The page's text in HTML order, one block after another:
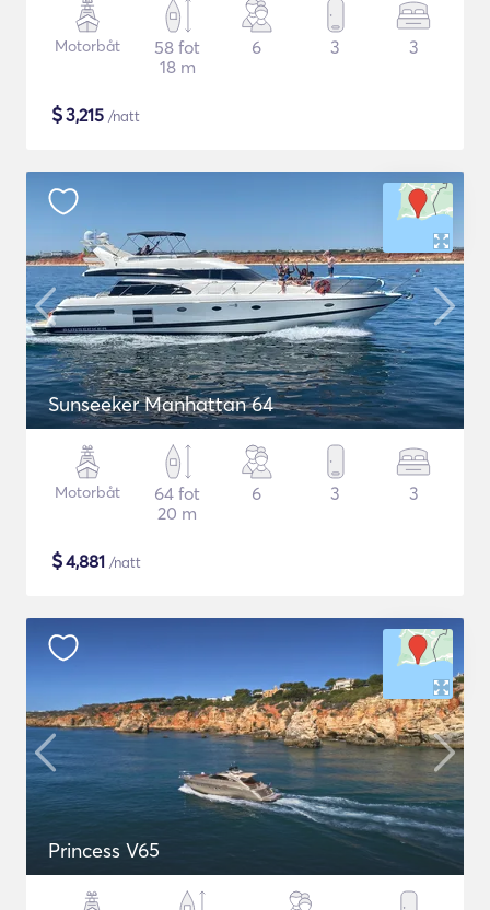
Motorbåt
58 fot
18 m
6 3 3
$3,215 /natt
Sunseeker Manhattan 64
Motorbåt
64 fot
20 m
6 3 3
$4,881 /natt
Princess V65